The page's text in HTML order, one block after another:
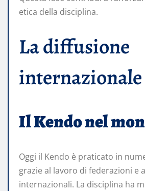
etica della disciplina.
La diffusione
internazionale
Il Kendo nel
Oggi il Kendo è praticato in
grazie al lavoro di federazioni e
internazionali. La disciplina ha